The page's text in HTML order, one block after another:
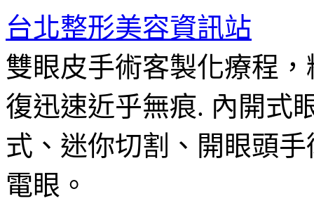
台北整形美容資訊站
雙眼皮手術客製化療程
復迅速近乎無痕. 內開式
式、迷你切割、開眼頭
電眼。